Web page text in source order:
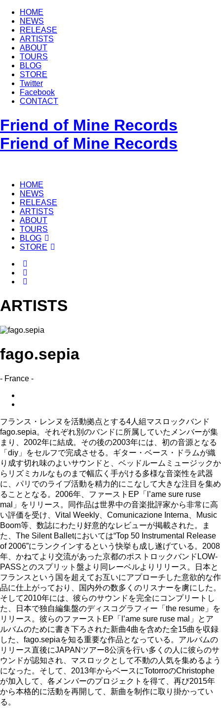
HOME
NEWS
RELEASE
ARTISTS
ABOUT
TOURS
BLOG
STORE
Twitter
Facebook
CONTACT
Friend of Mine Records
Friend of Mine Records
HOME
NEWS
RELEASE
ARTISTS
ABOUT
TOURS
BLOG
STORE
ARTISTS
fago.sepia
- France -
フランス・レンヌを活動拠点とする4人組マスロックバンド
fago.sepia。それぞれ別のバンドに所属していたメンバーが集
まり、2002年に結成。その後の2003年には、初の音源となる
「diy」をセルフで完成させる。ギター・ベース・ドラムが織
り成す切れ味のよいサウンドと、ベッドルームミュージックか
らリズミカルなものまで幅広く手がける多様な音楽性を武器
に、パリでのライブ活動を精力的にこなして大きな注目を集め
ることとなる。2006年、ファーストEP「l’ame sure ruse
mal」をリリース。同作品は世界中の音楽批評家から非常に高
い評価を受け、Vital Weekly、Comunicazione Interna、Music
Boom等、数誌にわたり好意的なレビューが掲載された。ま
た、The Silent Balletにおいては“Top 50 Instrumental Release
of 2006”にランクインするという快挙も成し遂げている。2008
年、かねてより交流があった京都のポストロックバンドLOW-
PASSとのスプリット盤より同レーベルよりリリース。日本と
フランスという国を超えてお互いにアプローチした意欲的な作
品に仕上がっており、国内外の数多くのリスナーを虜にした。
そして2010年には、彼らのサウンドを完全にコンプリートし
た、日本で独自編集盤のディスコグラフィー「the resume」を
リリース。彼らのファーストEP「l’ame sure ruse mal」とア
ルバムのために書き下ろされた新曲4曲を含めた全15曲を収録
した、fago.sepiaを知る重要な作品となっている。アルバムの
リリース直後にJAPANツアー8公演を行い多くの人に彼らのサ
ウンドが認知され、マスロックとして不動の人気を集めるよう
になった。そして、2013年からベースにTotorroのChristophe
が加入して、各メンバーのプロジェクトを得て、再び2015年
から本格的に活動を再開して、新曲を制作に取り掛かってい
る。